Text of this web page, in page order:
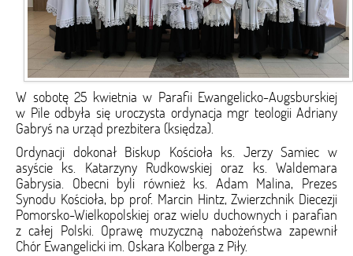
W sobotę 25 kwietnia w Parafii Ewangelicko-Augsburskiej
w Pile odbyła się uroczysta ordynacja mgr teologii Adriany
Gabryś na urząd prezbitera (księdza).
Ordynacji dokonał Biskup Kościoła ks. Jerzy Samiec w
asyście ks. Katarzyny Rudkowskiej oraz ks. Waldemara
Gabrysia. Obecni byli również ks. Adam Malina, Prezes
Synodu Kościoła, bp prof. Marcin Hintz, Zwierzchnik Diecezji
Pomorsko-Wielkopolskiej oraz wielu duchownych i parafian
z całej Polski. Oprawę muzyczną nabożeństwa zapewnił
Chór Ewangelicki im. Oskara Kolberga z Piły.